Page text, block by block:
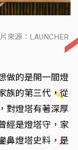
來源：LAUNCHER
做的是開一間燈
族的第三代，從
對燈塔有著深厚
經是燈塔守，家
鼻燈塔史料，是